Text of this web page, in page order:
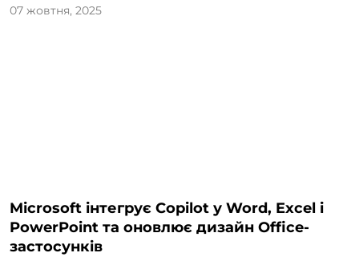
07 жовтня, 2025
Microsoft інтегрує Copilot у Word, Excel і
PowerPoint та оновлює дизайн Office-
застосунків